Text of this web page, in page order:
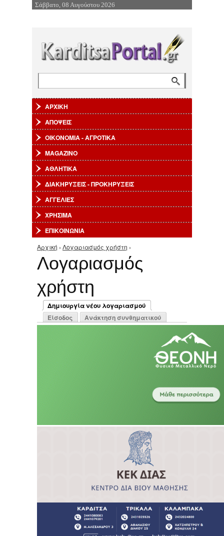
Επιστροφή στην Πλοήγηση
Σάββατο, 08 Αυγούστου 2026
ΑΡΧΙΚΗ
ΑΠΟΨΕΙΣ
ΟΙΚΟΝΟΜΙΑ - ΑΓΡΟΤΙΚΑ
MAGAZINO
ΑΘΛΗΤΙΚΑ
ΔΙΑΚΗΡΥΞΕΙΣ - ΠΡΟΚΗΡΥΞΕΙΣ
ΑΓΓΕΛΙΕΣ
ΧΡΗΣΙΜΑ
ΕΠΙΚΟΙΝΩΝΙΑ
Είστε εδώ
Αρχική › Λογαριασμός χρήστη ›
Λογαριασμός
χρήστη
Πρωτεύουσες καρτέλες
Δημιουργία νέου λογαριασμού
(ενεργή καρτέλα)
Είσοδος Ανάκτηση συνθηματικού